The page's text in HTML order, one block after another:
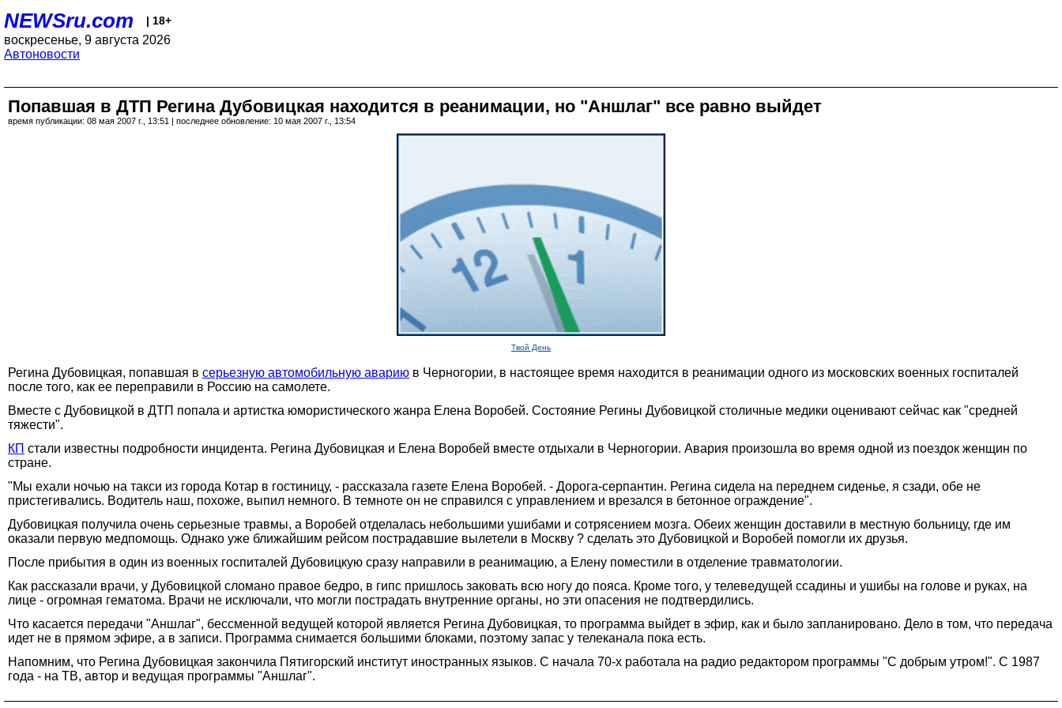
NEWSru.com | 18+
воскресенье, 9 августа 2026
Автоновости
Попавшая в ДТП Регина Дубовицкая находится в реанимации, но "Аншлаг" все равно выйдет
время публикации: 08 мая 2007 г., 13:51 | последнее обновление: 10 мая 2007 г., 13:54
Твой День
Регина Дубовицкая, попавшая в серьезную автомобильную аварию в Черногории, в настоящее время находится в реанимации одного из московских военных госпиталей
после того, как ее переправили в Россию на самолете.
Вместе с Дубовицкой в ДТП попала и артистка юмористического жанра Елена Воробей. Состояние Регины Дубовицкой столичные медики оценивают сейчас как "средней
тяжести".
КП стали известны подробности инцидента. Регина Дубовицкая и Елена Воробей вместе отдыхали в Черногории. Авария произошла во время одной из поездок женщин по
стране.
"Мы ехали ночью на такси из города Котар в гостиницу, - рассказала газете Елена Воробей. - Дорога-серпантин. Регина сидела на переднем сиденье, я сзади, обе не
пристегивались. Водитель наш, похоже, выпил немного. В темноте он не справился с управлением и врезался в бетонное ограждение".
Дубовицкая получила очень серьезные травмы, а Воробей отделалась небольшими ушибами и сотрясением мозга. Обеих женщин доставили в местную больницу, где им
оказали первую медпомощь. Однако уже ближайшим рейсом пострадавшие вылетели в Москву ? сделать это Дубовицкой и Воробей помогли их друзья.
После прибытия в один из военных госпиталей Дубовицкую сразу направили в реанимацию, а Елену поместили в отделение травматологии.
Как рассказали врачи, у Дубовицкой сломано правое бедро, в гипс пришлось заковать всю ногу до пояса. Кроме того, у телеведущей ссадины и ушибы на голове и руках, на
лице - огромная гематома. Врачи не исключали, что могли пострадать внутренние органы, но эти опасения не подтвердились.
Что касается передачи "Аншлаг", бессменной ведущей которой является Регина Дубовицкая, то программа выйдет в эфир, как и было запланировано. Дело в том, что передача
идет не в прямом эфире, а в записи. Программа снимается большими блоками, поэтому запас у телеканала пока есть.
Напомним, что Регина Дубовицкая закончила Пятигорский институт иностранных языков. С начала 70-х работала на радио редактором программы "С добрым утром!". С 1987
года - на ТВ, автор и ведущая программы "Аншлаг".